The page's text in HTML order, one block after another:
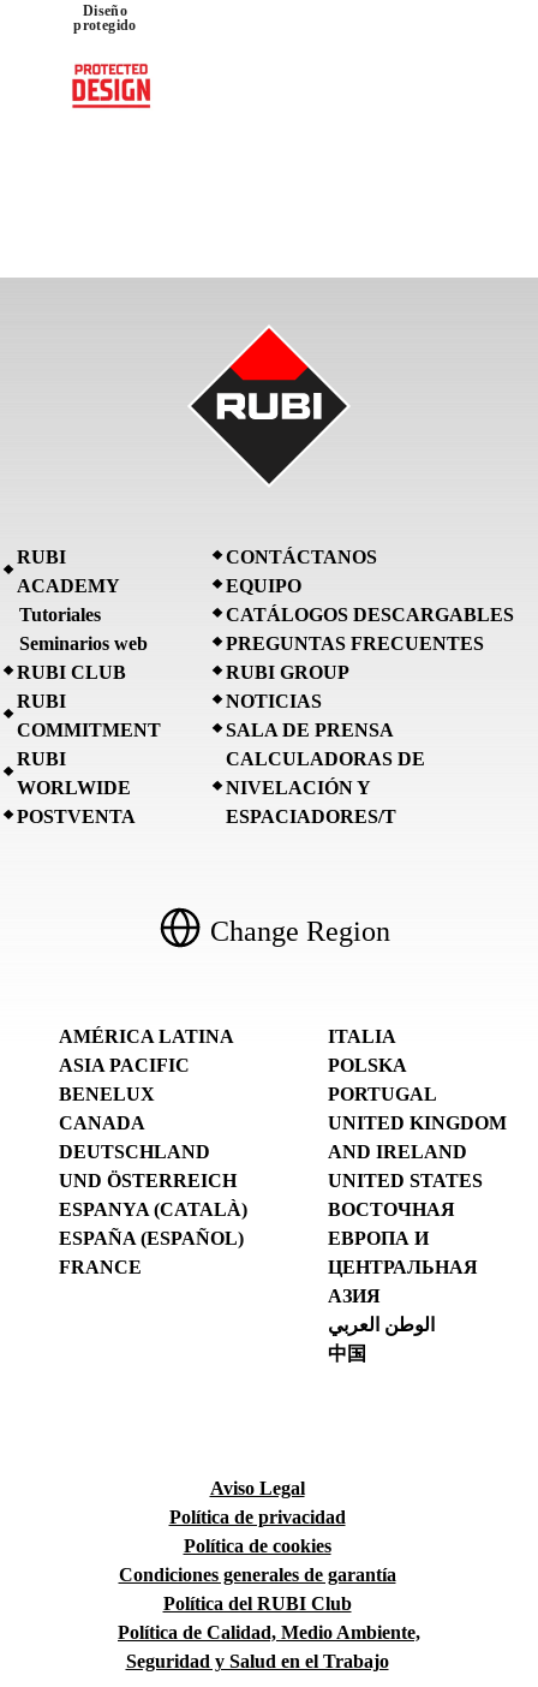
Diseño
protegido
RUBI
ACADEMY
Tutoriales
Seminarios web
RUBI CLUB
RUBI
COMMITMENT
RUBI
WORLWIDE
POSTVENTA
CONTÁCTANOS
EQUIPO
CATÁLOGOS DESCARGABLES
PREGUNTAS FRECUENTES
RUBI GROUP
NOTICIAS
SALA DE PRENSA
CALCULADORAS DE
NIVELACIÓN Y
ESPACIADORES/T
Change Region
AMÉRICA LATINA
ASIA PACIFIC
BENELUX
CANADA
DEUTSCHLAND
UND ÖSTERREICH
ESPANYA (CATALÀ)
ESPAÑA (ESPAÑOL)
FRANCE
ITALIA
POLSKA
PORTUGAL
UNITED KINGDOM
AND IRELAND
UNITED STATES
ВОСТОЧНАЯ
ЕВРОПА И
ЦЕНТРАЛЬНАЯ
АЗИЯ
الوطن العربي
中国
Aviso Legal
Política de privacidad
Política de cookies
Condiciones generales de garantía
Política del RUBI Club
Política de Calidad, Medio Ambiente,
Seguridad y Salud en el Trabajo